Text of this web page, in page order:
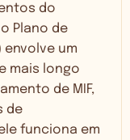
do
Plano de
envolve um
mais longo
de MIF,
de
funciona em